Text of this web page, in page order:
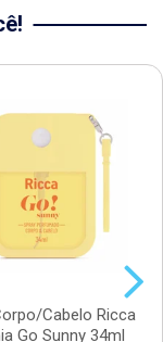
Cabelo Ricca
Go Sunny 34ml